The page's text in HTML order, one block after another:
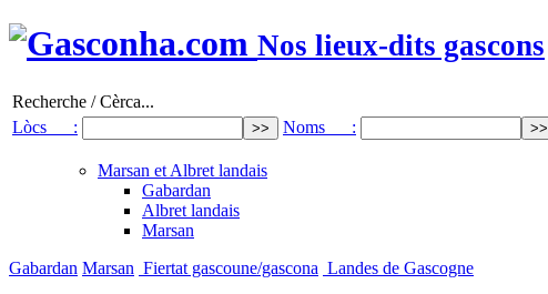
Nos lieux-dits gascons
Recherche / Cèrca...
Lòcs :
Noms :
Marsan et Albret landais
Gabardan
Albret landais
Marsan
Gabardan Marsan Fiertat gascoune/gascona Landes de Gascogne